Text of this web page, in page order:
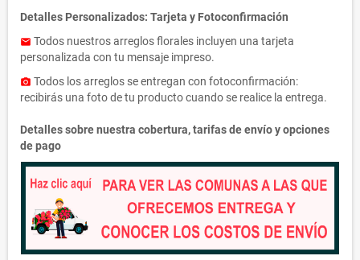
Detalles Personalizados: Tarjeta y Fotoconfirmación
email Todos nuestros arreglos florales incluyen una tarjeta
personalizada con tu mensaje impreso.
photo_camera Todos los arreglos se entregan con fotoconfirmación:
recibirás una foto de tu producto cuando se realice la entrega.
Detalles sobre nuestra cobertura, tarifas de envío y opciones
de pago